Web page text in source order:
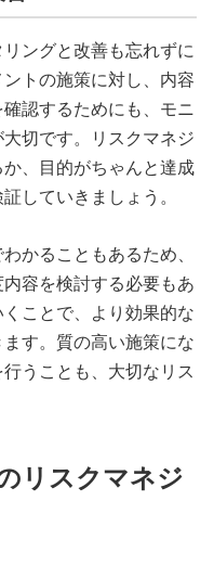
ングと改善も忘れずに
トの施策に対し、内容
認するためにも、モニ
切です。リスクマネジ
、目的がちゃんと達成
していきましょう。
かることもあるため、
容を検討する必要もあ
ことで、より効果的な
す。質の高い施策にな
うことも、大切なリス
リスクマネジ